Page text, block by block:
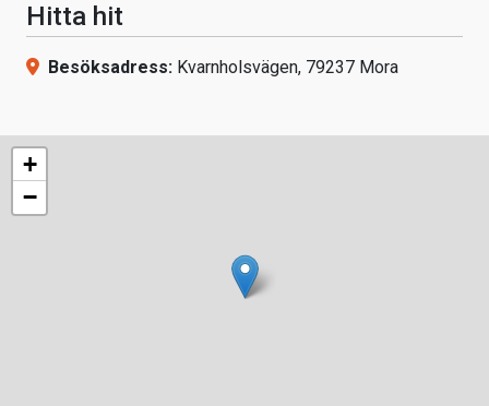
Hitta hit
Besöksadress: Kvarnholsvägen, 79237 Mora
+
−